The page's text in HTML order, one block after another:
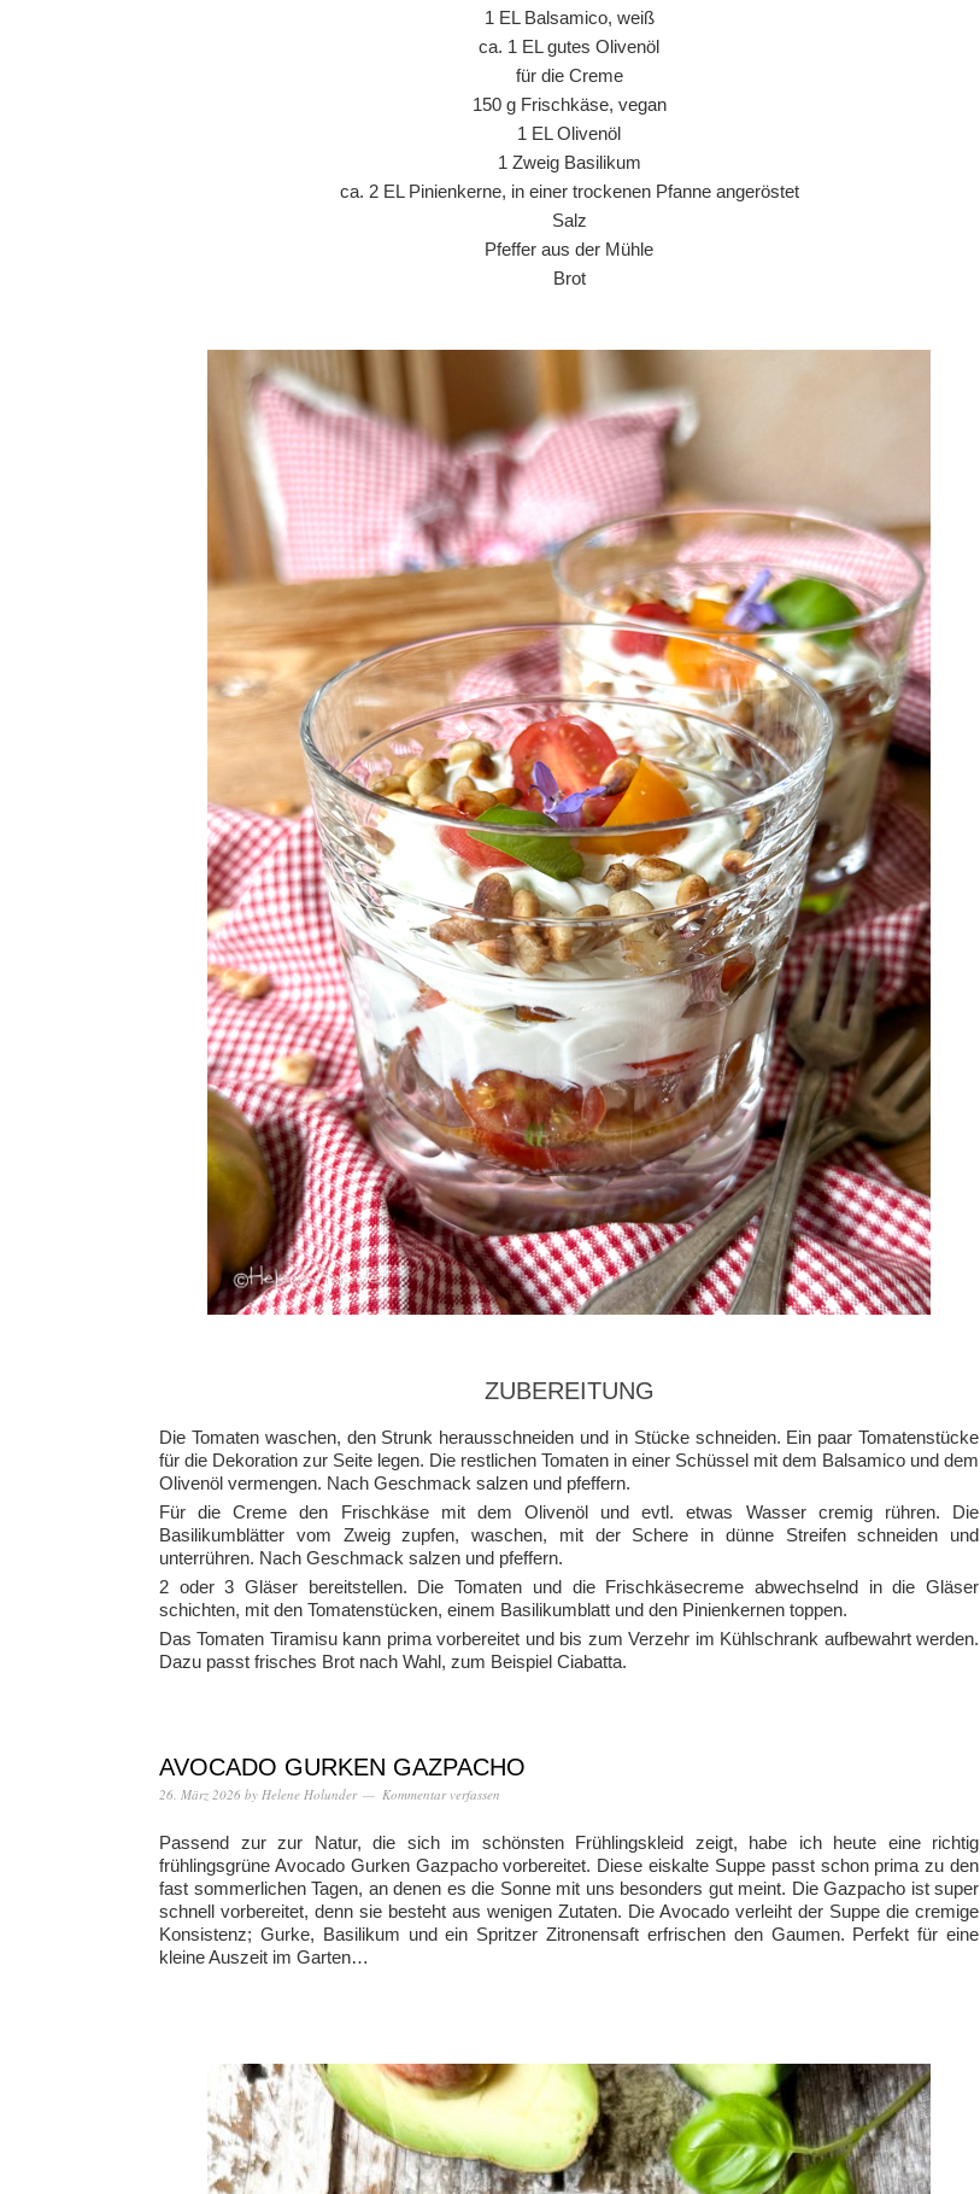
1 EL Balsamico, weiß
ca. 1 EL gutes Olivenöl
für die Creme
150 g Frischkäse, vegan
1 EL Olivenöl
1 Zweig Basilikum
ca. 2 EL Pinienkerne, in einer trockenen Pfanne angeröstet
Salz
Pfeffer aus der Mühle
Brot
ZUBEREITUNG
Die Tomaten waschen, den Strunk herausschneiden und in Stücke schneiden. Ein paar Tomatenstücke
für die Dekoration zur Seite legen. Die restlichen Tomaten in einer Schüssel mit dem Balsamico und dem
Olivenöl vermengen. Nach Geschmack salzen und pfeffern.
Für die Creme den Frischkäse mit dem Olivenöl und evtl. etwas Wasser cremig rühren. Die
Basilikumblätter vom Zweig zupfen, waschen, mit der Schere in dünne Streifen schneiden und
unterrühren. Nach Geschmack salzen und pfeffern.
2 oder 3 Gläser bereitstellen. Die Tomaten und die Frischkäsecreme abwechselnd in die Gläser
schichten, mit den Tomatenstücken, einem Basilikumblatt und den Pinienkernen toppen.
Das Tomaten Tiramisu kann prima vorbereitet und bis zum Verzehr im Kühlschrank aufbewahrt werden.
Dazu passt frisches Brot nach Wahl, zum Beispiel Ciabatta.
AVOCADO GURKEN GAZPACHO
26. März 2026 by Helene Holunder Kommentar verfassen
Passend zur zur Natur, die sich im schönsten Frühlingskleid zeigt, habe ich heute eine richtig
frühlingsgrüne Avocado Gurken Gazpacho vorbereitet. Diese eiskalte Suppe passt schon prima zu den
fast sommerlichen Tagen, an denen es die Sonne mit uns besonders gut meint. Die Gazpacho ist super
schnell vorbereitet, denn sie besteht aus wenigen Zutaten. Die Avocado verleiht der Suppe die cremige
Konsistenz; Gurke, Basilikum und ein Spritzer Zitronensaft erfrischen den Gaumen. Perfekt für eine
kleine Auszeit im Garten…